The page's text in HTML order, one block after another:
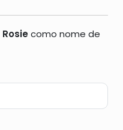
Rosiecomo nome de